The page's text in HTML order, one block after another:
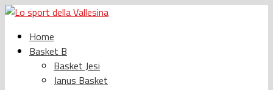
Home
Basket B
Basket Jesi
Janus Basket